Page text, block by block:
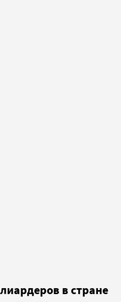
в стране